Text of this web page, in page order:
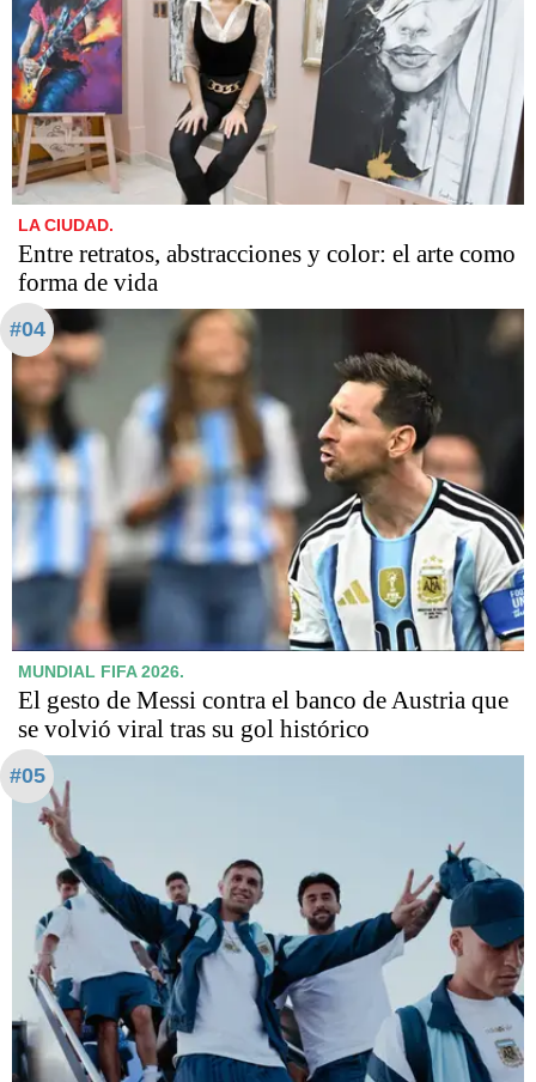
LA CIUDAD.
Entre retratos, abstracciones y color: el arte como
forma de vida
#04
MUNDIAL FIFA 2026.
El gesto de Messi contra el banco de Austria que
se volvió viral tras su gol histórico
#05